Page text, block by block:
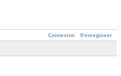
Connexion S'enregistrer